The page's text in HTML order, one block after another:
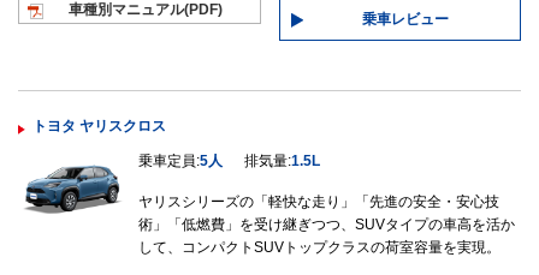
車種別マニュアル(PDF)
乗車レビュー
トヨタ ヤリスクロス
乗車定員:5人 排気量:1.5L
ヤリスシリーズの「軽快な走り」「先進の安全・安心技
術」「低燃費」を受け継ぎつつ、SUVタイプの車高を活か
して、コンパクトSUVトップクラスの荷室容量を実現。